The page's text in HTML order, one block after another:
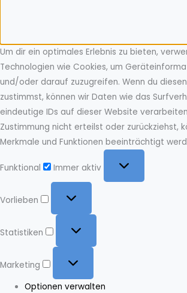
Um dir ein optimales Erlebnis zu bieten,
Technologien wie Cookies, um
und/oder darauf zuzugreifen. Wenn du
zustimmst, können wir Daten wie das
eindeutige IDs auf dieser Website
Zustimmung nicht erteilst oder zurückziehst,
Merkmale und Funktionen beeinträchtigt
Funktional
Immer aktiv
Vorlieben
Statistiken
Marketing
Optionen verwalten